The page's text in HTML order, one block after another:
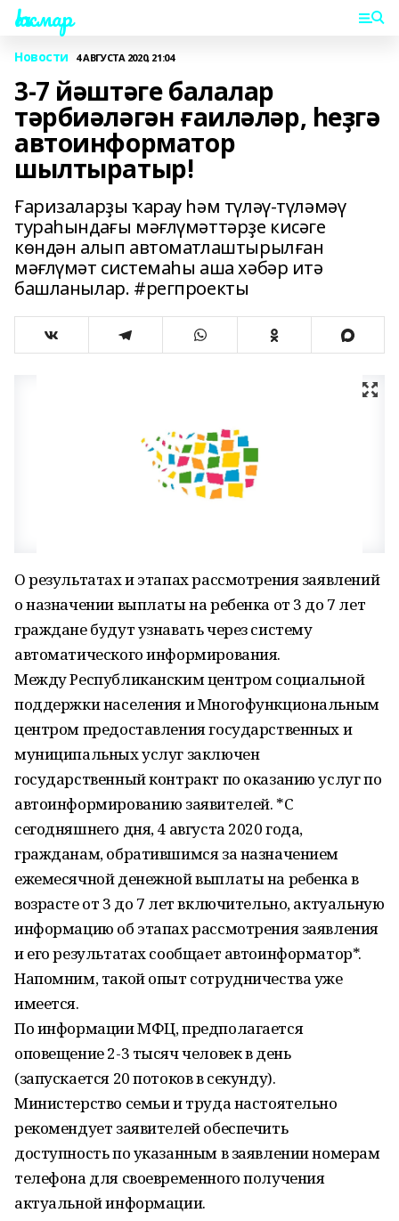
Һаҡмар
Новости 4 АВГУСТА 2020, 21:04
3-7 йәштәге балалар
тәрбиәләгән ғаиләләр, һеҙгә
автоинформатор
шылтыратыр!
Ғаризаларҙы ҡарау һәм түләү-түләмәү
тураһындағы мәғлүмәттәрҙе кисәге
көндән алып автоматлаштырылған
мәғлүмәт системаһы аша хәбәр итә
башланылар. #регпроекты
О результатах и этапах рассмотрения заявлений
о назначении выплаты на ребенка от 3 до 7 лет
граждане будут узнавать через систему
автоматического информирования.
Между Республиканским центром социальной
поддержки населения и Многофункциональным
центром предоставления государственных и
муниципальных услуг заключен
государственный контракт по оказанию услуг по
автоинформированию заявителей. *С
сегодняшнего дня, 4 августа 2020 года,
гражданам, обратившимся за назначением
ежемесячной денежной выплаты на ребенка в
возрасте от 3 до 7 лет включительно, актуальную
информацию об этапах рассмотрения заявления
и его результатах сообщает автоинформатор*.
Напомним, такой опыт сотрудничества уже
имеется.
По информации МФЦ, предполагается
оповещение 2-3 тысяч человек в день
(запускается 20 потоков в секунду).
Министерство семьи и труда настоятельно
рекомендует заявителей обеспечить
доступность по указанным в заявлении номерам
телефона для своевременного получения
актуальной информации.